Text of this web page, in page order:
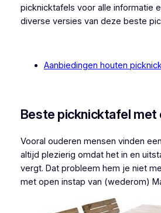
picknicktafels voor alle informatie
diverse versies van deze beste
Aanbiedingen houten
Beste picknicktafel met
Vooral ouderen mensen vinden
altijd plezierig omdat het in en
vergt. Dat probleem hem je niet
met open instap van (wederom)